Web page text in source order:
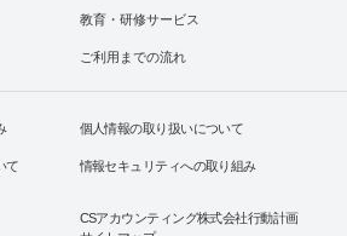
教育・研修サービス
ご利用までの流れ
個人情報の取り扱いについて
て 情報セキュリティへの取り組み
CSアカウンティング株式会社行動計画